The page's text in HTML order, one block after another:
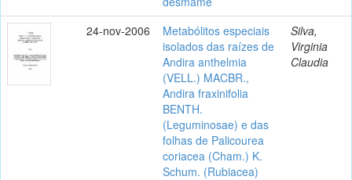
24-nov-2006
Metabólitos especiais
isolados das raízes de
Andira anthelmia
(VELL.) MACBR.,
Andira fraxinifolia
BENTH.
(Leguminosae) e das
folhas de Palicourea
coriacea (Cham.) K.
Schum. (Rubiacea)
Silva,
Virginia
Claudia